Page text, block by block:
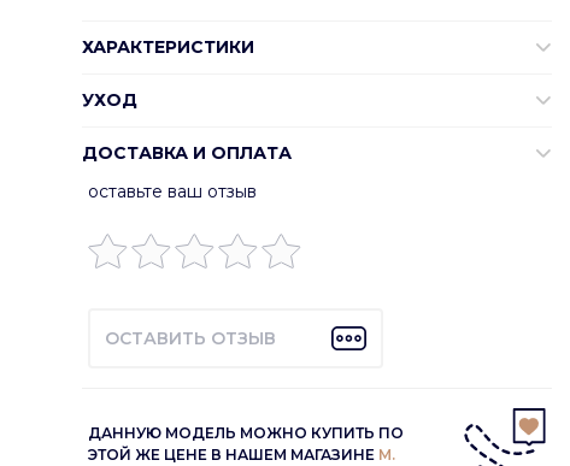
ХАРАКТЕРИСТИКИ
УХОД
ДОСТАВКА И ОПЛАТА
оставьте ваш отзыв
ОСТАВИТЬ ОТЗЫВ
ДАННУЮ МОДЕЛЬ МОЖНО КУПИТЬ ПО
ЭТОЙ ЖЕ ЦЕНЕ В НАШЕМ МАГАЗИНЕ М.